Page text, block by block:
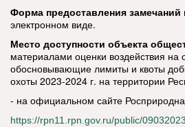
Форма предоставления
электронном виде.
Место доступности объекта
материалами оценки воздействия
обосновывающие лимиты и квоты
охоты 2023-2024 г. на территории
- на официальном сайте
https://rpn11.rpn.gov.ru/public/